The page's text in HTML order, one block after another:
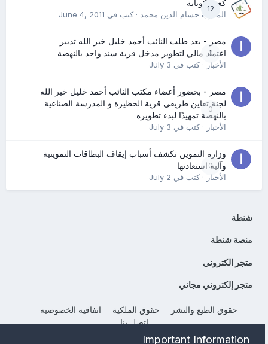
12
كعب كوباية
المدرب حسام الدين محمد· كتب في June 4, 2011
0
مصر - بعد طلب النائب أحمد خليل خير الله تدبير
اعتماد مالي لتطوير مدخل قرية سند واحد بالنهضة
الأخبار· كتب في July 3
0
مصر - بحضور أعضاء مكتب النائب أحمد خليل خير الله
لجنة تعاين طريقي قرية الحظيرة و المدرسة الصناعية
بالنهضة تمهيدًا لبدء تطويره
الأخبار· كتب في July 3
0
وزارة التموين تكشف أسباب إيقاف البطاقات التموينية
وآلية استعادتها
الأخبار· كتب في July 2
شنطة
منصة شنطة
متجر الكتروني
متجر إلكتروني مجاني
حقوق الطبع والنشر حقوق الملكية
اتفاقيه الخصوصيه
إتصل بنا
Powered by Invision CommunityImportant Information